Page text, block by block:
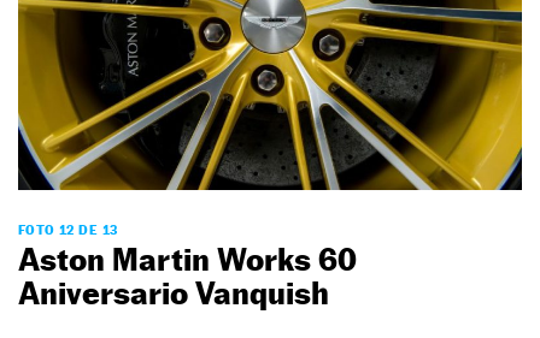
FOTO 12 DE 13
Aston Martin Works 60
Aniversario Vanquish